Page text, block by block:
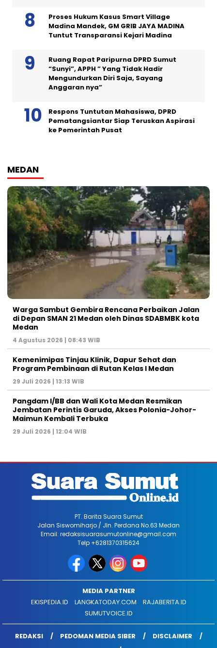
Proses Hukum Kasus Smart Village
Madina Mandek, GM GRIB JAYA MADINA
Tuntut Transparansi Kejari Madina
Ruang Rapat Paripurna DPRD Sumut
“Sunyi”, APPH ” Yang Tidak Hadir
Mengundurkan Diri Saja, Sayang
Anggaran nya”
Respons Tuntutan Mahasiswa, DPRD
Pematangsiantar Siap Teruskan Aspirasi
ke Pemerintah Pusat
MEDAN
Warga Sambut Gembira Rencana Perbaikan Jalan
di Depan SMAN 21 Medan oleh Dinas SDABMBK kota
Medan
4 Agustus 2026 | 08:43 WIB
Kemenimipas Tinjau Klinik, Dapur Sehat dan
Program Pembinaan di Rutan Kelas I Medan
29 Juli 2026 | 13:13 WIB
Pangdam I/BB dan Wali Kota Medan Resmikan
Jembatan Perintis Garuda, Akses Polonia-Johor-
Maimun Kembali Terbuka
29 Juli 2026 | 12:04 WIB
PT. Barita Suara Sumut
Jalan Siswomiharjo / Jln. Perdana No.63 Medan
Email: redaksisuarasumutonline@gmail.com
Telp +6281370315624
MEDIA PARTNER
EKISPEDIA.ID
LANGKATODAY.COM
RAJABERITA.ID
SUMUTVOICE.ID
REDAKSI PEDOMAN MEDIA SIBER
DISCLAIMER